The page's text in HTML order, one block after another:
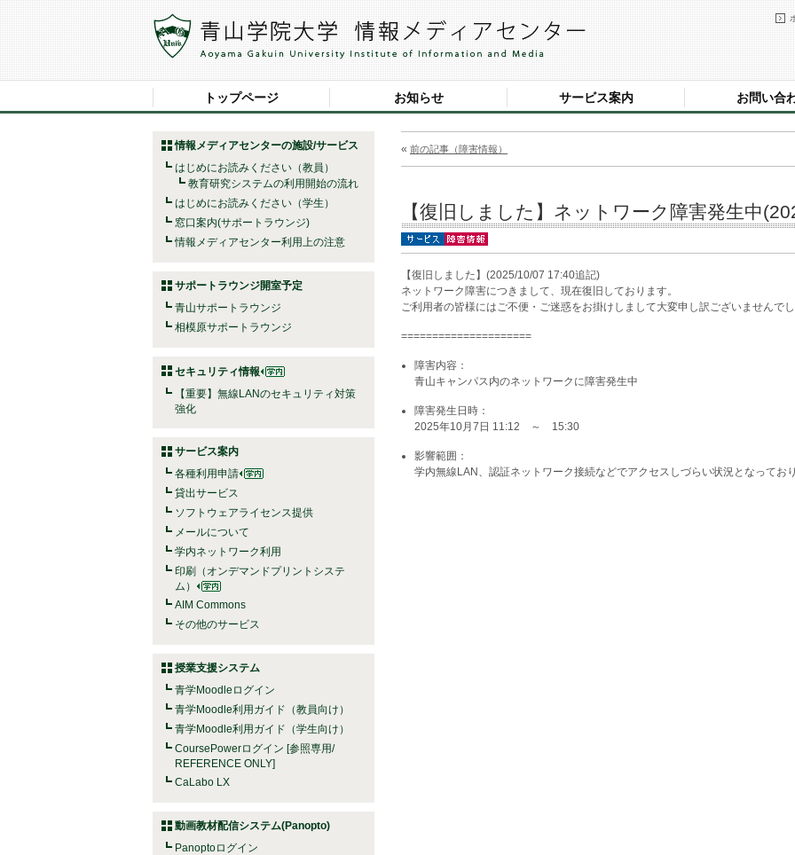
トップページ お知らせ サービス案内 お問い合
情報メディアセンターの施設/サービス
はじめにお読みください（教員）
教育研究システムの利用開始の流れ
はじめにお読みください（学生）
窓口案内(サポートラウンジ)
情報メディアセンター利用上の注意
サポートラウンジ開室予定
青山サポートラウンジ
相模原サポートラウンジ
セキュリティ情報
【重要】無線LANのセキュリティ対策
強化
サービス案内
各種利用申請
貸出サービス
ソフトウェアライセンス提供
メールについて
学内ネットワーク利用
印刷（オンデマンドプリントシステ
ム）
AIM Commons
その他のサービス
授業支援システム
青学Moodleログイン
青学Moodle利用ガイド（教員向け）
青学Moodle利用ガイド（学生向け）
CoursePowerログイン [参照専用/
REFERENCE ONLY]
CaLabo LX
動画教材配信システム(Panopto)
Panoptoログイン
« 前の記事（障害情報）
【復旧しました】ネットワーク障害発生中
【復旧しました】(2025/10/07 17:40追記)
ネットワーク障害につきまして、現在復旧しております。
ご利用者の皆様にはご不便・ご迷惑をお掛けしまして大変申し訳ございませんで
=====================
障害内容：
青山キャンパス内のネットワークに障害発生中
障害発生日時：
2025年10月7日 11:12 ～ 15:30
影響範囲：
学内無線LAN、認証ネットワーク接続などでアクセスしづらい状況となってお